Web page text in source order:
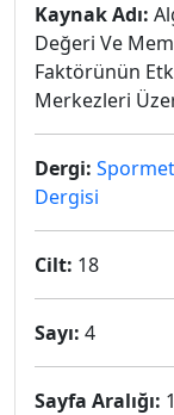
Kaynak Adı:
Değeri Ve
Faktörünün
Merkezleri
Dergi:
Dergisi
Cilt: 18
Sayı: 4
Sayfa Aralığı: